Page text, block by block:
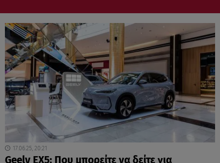
17.06.25, 20:21
Geely ΕΧ5: Που μπορείτε να δείτε για